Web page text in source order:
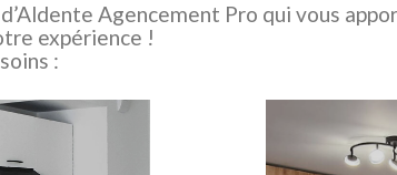
Agencement Pro qui vous
expérience !
: